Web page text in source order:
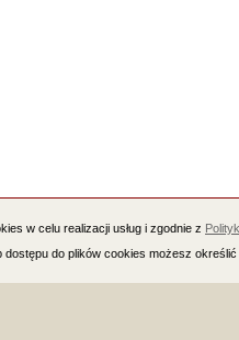
w celu realizacji usług i zgodnie z
dostępu do plików cookies możesz